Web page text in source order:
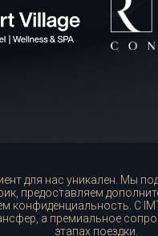
для нас уникален. Мы
предоставляем
конфиденциальность. С
а премиальное
этапах поездки.